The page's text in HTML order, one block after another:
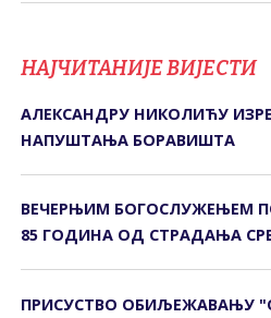
НАЈЧИТАНИЈЕ ВИЈЕСТИ
АЛЕКСАНДРУ НИКОЛИЋУ
НАПУШТАЊА БОРАВИШТА
ВЕЧЕРЊИМ БОГОСЛУЖЕЊЕМ
85 ГОДИНА ОД СTРАДАЊА
ПРИСУСТВО ОБИЉЕЖАВАЊУ